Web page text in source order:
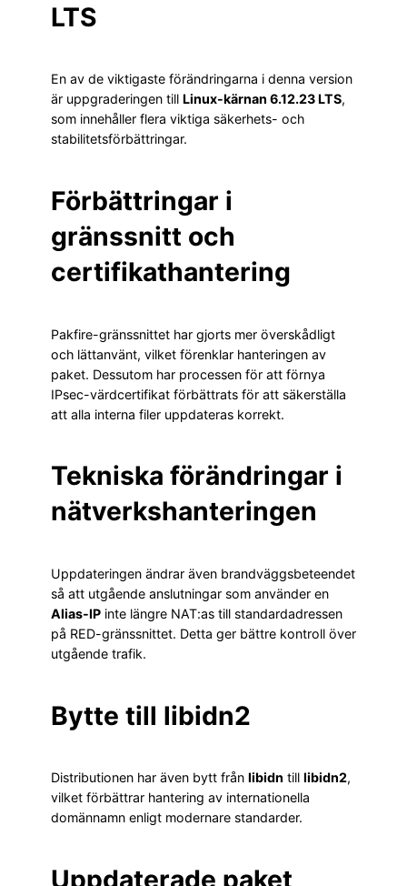
LTS
En av de viktigaste förändringarna i denna version
är uppgraderingen till Linux-kärnan 6.12.23 LTS,
som innehåller flera viktiga säkerhets- och
stabilitetsförbättringar.
Förbättringar i
gränssnitt och
certifikathantering
Pakfire-gränssnittet har gjorts mer överskådligt
och lättanvänt, vilket förenklar hanteringen av
paket. Dessutom har processen för att förnya
IPsec-värdcertifikat förbättrats för att säkerställa
att alla interna filer uppdateras korrekt.
Tekniska förändringar i
nätverkshanteringen
Uppdateringen ändrar även brandväggsbeteendet
så att utgående anslutningar som använder en
Alias-IP inte längre NAT:as till standardadressen
på RED-gränssnittet. Detta ger bättre kontroll över
utgående trafik.
Bytte till libidn2
Distributionen har även bytt från libidn till libidn2,
vilket förbättrar hantering av internationella
domännamn enligt modernare standarder.
Uppdaterade paket